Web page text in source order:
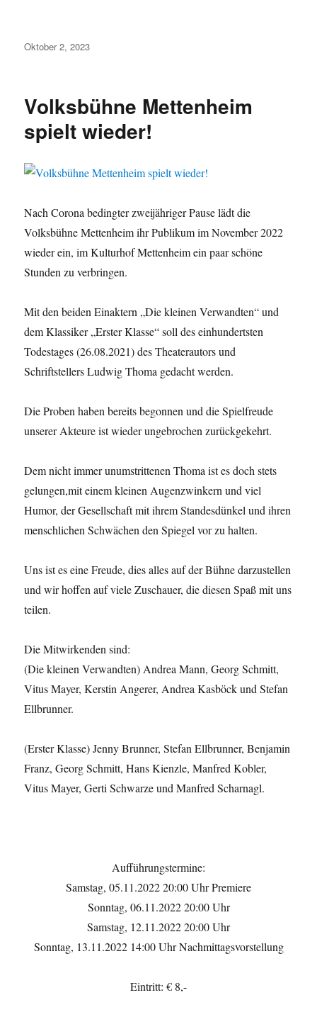
Veröffentlicht
Oktober 2, 2023
Volksbühne Mettenheim
spielt wieder!
Nach Corona bedingter zweijähriger Pause lädt die
Volksbühne Mettenheim ihr Publikum im November 2022
wieder ein, im Kulturhof Mettenheim ein paar schöne
Stunden zu verbringen.
Mit den beiden Einaktern „Die kleinen Verwandten“ und
dem Klassiker „Erster Klasse“ soll des einhundertsten
Todestages (26.08.2021) des Theaterautors und
Schriftstellers Ludwig Thoma gedacht werden.
Die Proben haben bereits begonnen und die Spielfreude
unserer Akteure ist wieder ungebrochen zurückgekehrt.
Dem nicht immer unumstrittenen Thoma ist es doch stets
gelungen,mit einem kleinen Augenzwinkern und viel
Humor, der Gesellschaft mit ihrem Standesdünkel und ihren
menschlichen Schwächen den Spiegel vor zu halten.
Uns ist es eine Freude, dies alles auf der Bühne darzustellen
und wir hoffen auf viele Zuschauer, die diesen Spaß mit uns
teilen.
Die Mitwirkenden sind:
(Die kleinen Verwandten) Andrea Mann, Georg Schmitt,
Vitus Mayer, Kerstin Angerer, Andrea Kasböck und Stefan
Ellbrunner.
(Erster Klasse) Jenny Brunner, Stefan Ellbrunner, Benjamin
Franz, Georg Schmitt, Hans Kienzle, Manfred Kobler,
Vitus Mayer, Gerti Schwarze und Manfred Scharnagl.
Aufführungstermine:
Samstag, 05.11.2022 20:00 Uhr Premiere
Sonntag, 06.11.2022 20:00 Uhr
Samstag, 12.11.2022 20:00 Uhr
Sonntag, 13.11.2022 14:00 Uhr Nachmittagsvorstellung
Eintritt: € 8,-